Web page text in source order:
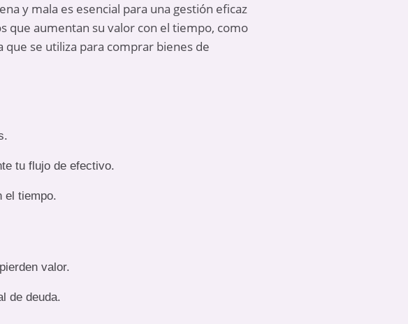
y mala es esencial para una gestión eficaz
que aumentan su valor con el tiempo, como
que se utiliza para comprar bienes de
tu flujo de efectivo.
el tiempo.
valor.
de deuda.